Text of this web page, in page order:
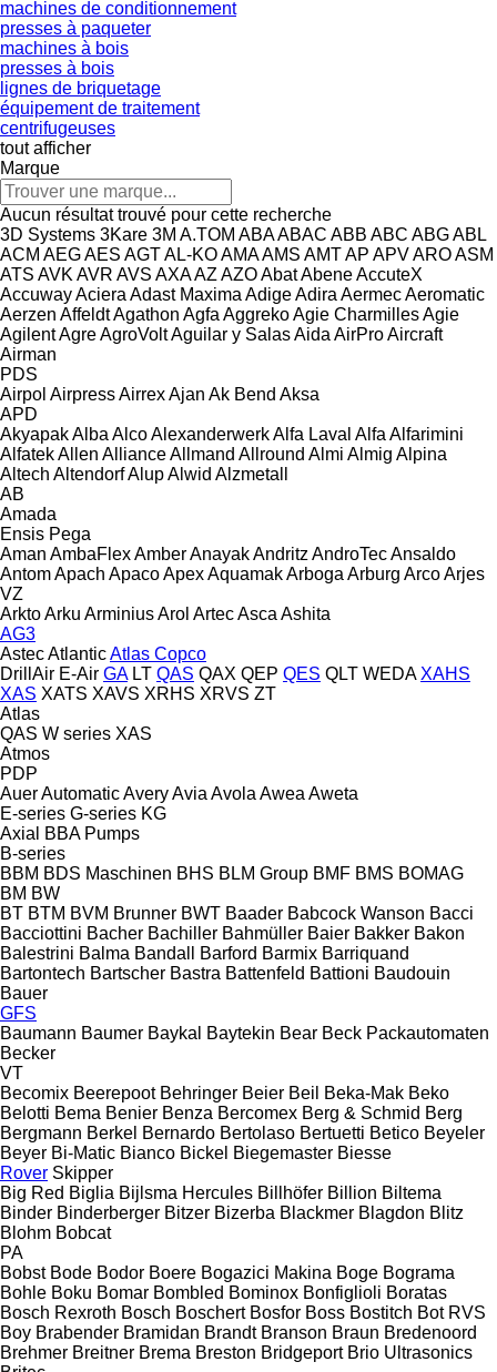
machines de conditionnement
presses à paqueter
machines à bois
presses à bois
lignes de briquetage
équipement de traitement
centrifugeuses
tout afficher
Marque
Aucun résultat trouvé pour cette recherche
3D Systems 3Kare 3M A.TOM ABAABAC ABB ABC ABGABL
ACM AEGAES AGTAL-KOAMAAMS AMTAP APVAROASM
ATS AVK AVR AVS AXAAZ AZOAbatAbeneAccuteX
AccuwayAciera Adast Maxima AdigeAdira AermecAeromatic
Aerzen AffeldtAgathon Agfa AggrekoAgie CharmillesAgie
AgilentAgreAgroVoltAguilar y SalasAida AirProAircraft
Airman
PDS
Airpol AirpressAirrexAjan Ak Bend Aksa
APD
AkyapakAlba AlcoAlexanderwerkAlfa Laval Alfa Alfarimini
AlfatekAllen AllianceAllmand Allround Almi Almig Alpina
Altech AltendorfAlupAlwid Alzmetall
AB
Amada
Ensis Pega
Aman AmbaFlexAmberAnayakAndritz AndroTecAnsaldo
AntomApach ApacoApexAquamakArboga Arburg ArcoArjes
VZ
ArktoArku ArminiusArol ArtecAsca Ashita
AG3
AstecAtlanticAtlas Copco
DrillAir E-Air GA LT QAS QAX QEP QES QLT WEDA XAHS
XAS XATS XAVS XRHS XRVS ZT
Atlas
QAS W series XAS
Atmos
PDP
AuerAutomaticAveryAvia Avola Awea Aweta
E-series G-series KG
Axial
BBA Pumps
B-series
BBM BDS Maschinen BHS BLM Group BMF BMS BOMAG
BM BW
BT BTM BVM Brunner BWT Baader Babcock Wanson Bacci
Bacciottini Bacher Bachiller Bahmüller Baier Bakker Bakon
Balestrini Balma Bandall Barford Barmix Barriquand
Bartontech Bartscher Bastra Battenfeld Battioni Baudouin
Bauer
GFS
Baumann Baumer Baykal Baytekin Bear Beck Packautomaten
Becker
VT
Becomix Beerepoot Behringer Beier Beil Beka-Mak Beko
Belotti Bema Benier Benza Bercomex Berg & Schmid Berg
Bergmann Berkel Bernardo Bertolaso Bertuetti Betico Beyeler
Beyer Bi-Matic Bianco Bickel Biegemaster Biesse
Rover Skipper
Big Red Biglia Bijlsma Hercules Billhöfer Billion Biltema
Binder Binderberger Bitzer Bizerba Blackmer Blagdon Blitz
Blohm Bobcat
PA
Bobst Bode Bodor Boere Bogazici Makina Boge Bograma
Bohle Boku Bomar Bombled Bominox Bonfiglioli Boratas
Bosch Rexroth Bosch Boschert Bosfor Boss Bostitch Bot RVS
Boy Brabender Bramidan Brandt Branson Braun Bredenoord
Brehmer Breitner Brema Breston Bridgeport Brio Ultrasonics